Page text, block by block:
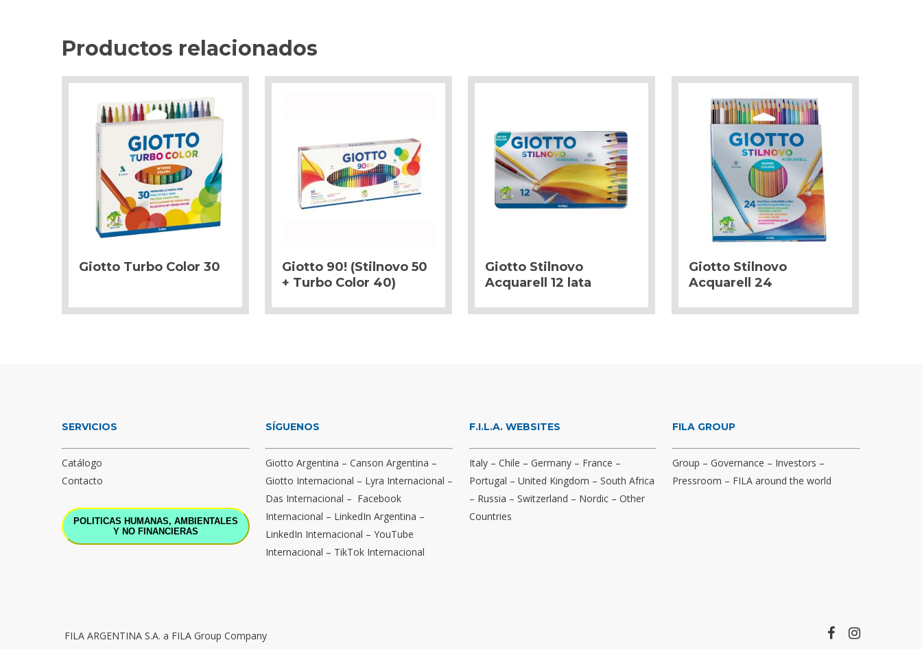
Productos relacionados
Giotto Turbo Color 30
Giotto 90! (Stilnovo 50
+ Turbo Color 40)
Giotto Stilnovo
Acquarell 12 lata
Giotto Stilnovo
Acquarell 24
SERVICIOS
Catálogo
Contacto
POLITICAS HUMANAS, AMBIENTALES
Y NO FINANCIERAS
SÍGUENOS
Giotto Argentina – Canson Argentina –
Giotto Internacional – Lyra Internacional –
Das Internacional – Facebook
Internacional – LinkedIn Argentina –
LinkedIn Internacional – YouTube
Internacional – TikTok Internacional
F.I.L.A. WEBSITES
Italy– Chile – Germany– France –
Portugal – United Kingdom – South Africa
– Russia – Switzerland – Nordic– Other
Countries
FILA GROUP
Group –Governance – Investors –
Pressroom – FILA around the world
FILA ARGENTINA S.A. a FILA Group Company